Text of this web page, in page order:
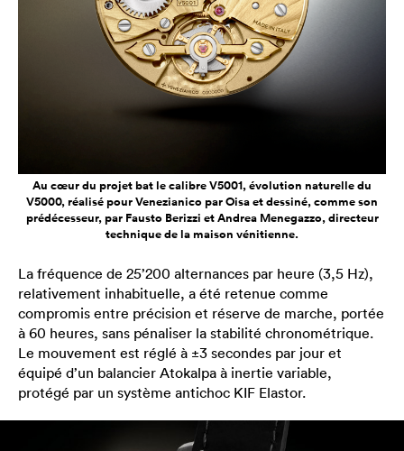
Au cœur du projet bat le calibre V5001, évolution naturelle du
V5000, réalisé pour Venezianico par Oisa et dessiné, comme son
prédécesseur, par Fausto Berizzi et Andrea Menegazzo, directeur
technique de la maison vénitienne.
La fréquence de 25’200 alternances par heure (3,5 Hz),
relativement inhabituelle, a été retenue comme
compromis entre précision et réserve de marche, portée
à 60 heures, sans pénaliser la stabilité chronométrique.
Le mouvement est réglé à ±3 secondes par jour et
équipé d’un balancier Atokalpa à inertie variable,
protégé par un système antichoc KIF Elastor.